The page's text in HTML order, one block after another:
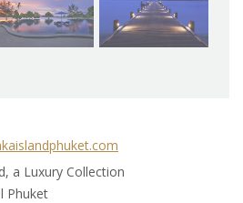
a Luxury Collection
Phuket